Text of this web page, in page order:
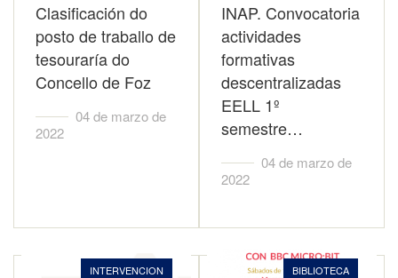
Clasificación do
posto de traballo de
tesouraría do
Concello de Foz
04 de marzo de
2022
INAP. Convocatoria
actividades
formativas
descentralizadas
EELL 1º
semestre…
04 de marzo de
2022
INTERVENCION BIBLIOTECA